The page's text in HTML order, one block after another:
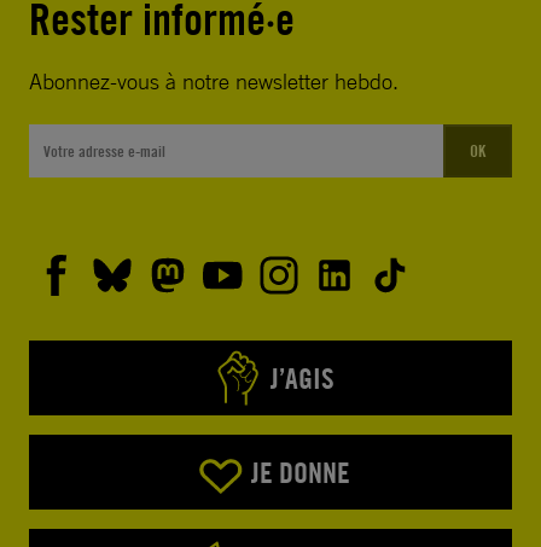
• exiger que la police de l’État du Yucatán
mette fin aux détentions arbitraires.
Je vous prie d’agréer, Monsieur le Gouverneur,
l’expression de ma très haute considération,
Rester informé·e
Abonnez-vous à notre newsletter hebdo.
OK
J’AGIS
JE DONNE